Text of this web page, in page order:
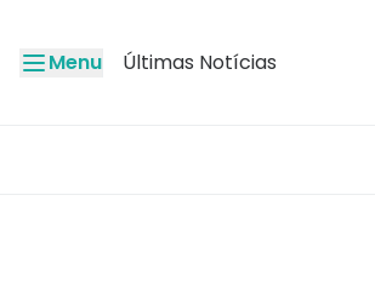
Menu Últimas Notícias